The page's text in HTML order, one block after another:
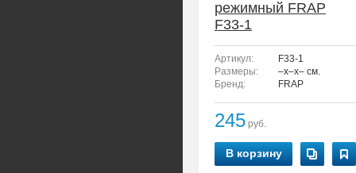
режимный FRAP
F33-1
Артикул:
F33-1
Размеры:
–x–x– см.
Бренд:
FRAP
245 руб.
В корзину